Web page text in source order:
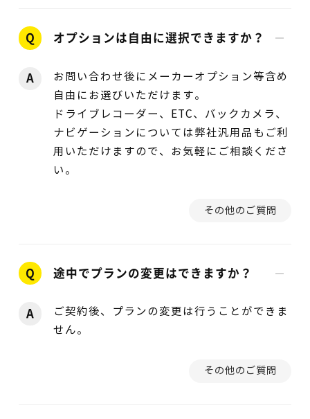
Q オプションは自由に選択できますか？
A
お問い合わせ後にメーカーオプション等含め
自由にお選びいただけます。
ドライブレコーダー、ETC、バックカメラ、
ナビゲーションについては弊社汎用品もご利
用いただけますので、お気軽にご相談くださ
い。
その他のご質問
Q 途中でプランの変更はできますか？
A
ご契約後、プランの変更は行うことができま
せん。
その他のご質問